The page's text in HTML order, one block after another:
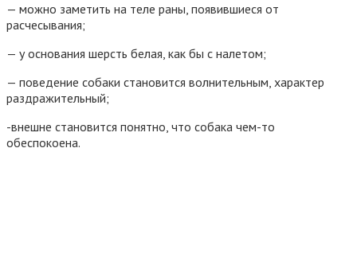
— можно заметить на теле раны, появившиеся от
расчесывания;
— у основания шерсть белая, как бы с налетом;
— поведение собаки становится волнительным, характер
раздражительный;
-внешне становится понятно, что собака чем-то
обеспокоена.